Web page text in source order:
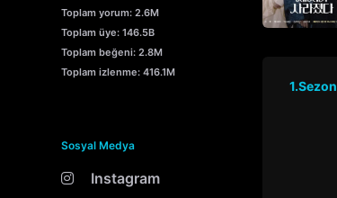
Toplam yorum: 2.6M
Toplam üye: 146.5B
Toplam beğeni: 2.8M
Toplam izlenme: 416.1M
Sosyal Medya
Instagram
1.Sezon